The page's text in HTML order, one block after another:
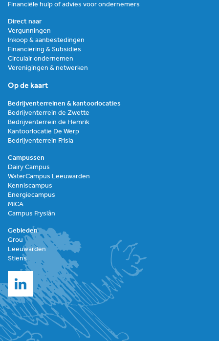
Financiële hulp of advies voor ondernemers
Direct naar
Vergunningen
Inkoop & aanbestedingen
Financiering & Subsidies
Circulair ondernemen
Verenigingen & netwerken
Op de kaart
Bedrijventerreinen & kantoorlocaties
Bedrijventerrein de Zwette
Bedrijventerrein de Hemrik
Kantoorlocatie De Werp
Bedrijventerrein Frisia
Campussen
Dairy Campus
WaterCampus Leeuwarden
Kenniscampus
Energiecampus
MICA
Campus Fryslân
Gebieden
Grou
Leeuwarden
Stiens